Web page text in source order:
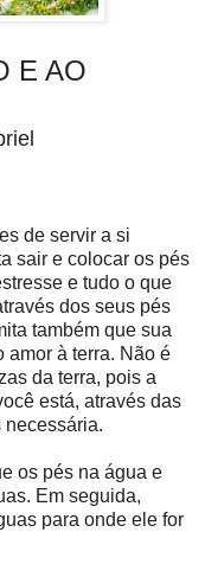
E AO
de servir a si
sair e colocar os pés
e tudo o que
dos seus pés
também que sua
amor à terra. Não é
da terra, pois a
está, através das
necessária.
os pés na água e
Em seguida,
para onde ele for